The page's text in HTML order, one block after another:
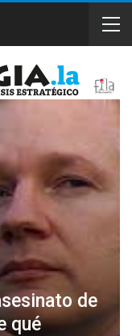
de
qué